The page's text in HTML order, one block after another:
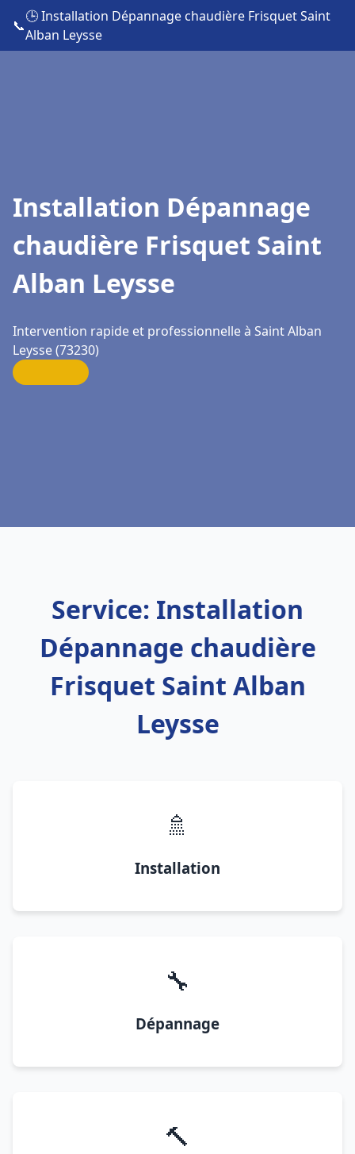
📞
🕒 Installation Dépannage chaudière Frisquet Saint
Alban Leysse
Installation Dépannage
chaudière Frisquet Saint
Alban Leysse
Intervention rapide et professionnelle à Saint Alban
Leysse (73230)
Service: Installation
Dépannage chaudière
Frisquet Saint Alban
Leysse
🚿
Installation
🔧
Dépannage
🔨